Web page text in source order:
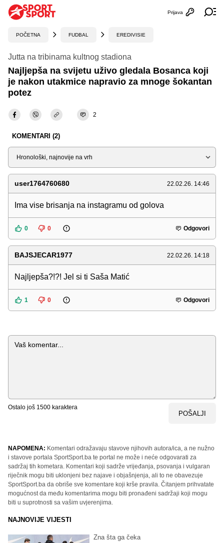
Otvori
Prijava
POČETNA FUDBAL EREDIVISIE
Jutta na tribinama kultnog stadiona
Najljepša na svijetu uživo gledala Bosanca koji
je nakon utakmice napravio za mnoge šokantan
potez
2
KOMENTARI (2)
Sortiraj
user1764760680 22.02.26. 14:46
Ima vise brisanja na instagramu od golova
0 0 Odgovori
BAJSJECAR1977 22.02.26. 14:18
Najljepša?!?! Jel si ti Saša Matić
1 0 Odgovori
Komentar
Ostalo još 1500 karaktera
POŠALJI
NAPOMENA: Komentari odražavaju stavove njihovih autora/ica, a ne nužno
i stavove portala SportSport.ba te portal ne može i neće odgovarati za
sadržaj tih kometara. Komentari koji sadrže vrijeđanja, psovanja i vulgaran
riječnik mogu biti uklonjeni bez najave i objašnjenja, ali to ne obavezuje
SportSport.ba da obriše sve komentare koji krše pravila. Čitanjem prihvatate
mogućnost da među komentarima mogu biti pronađeni sadržaji koji mogu
biti u suprotnosti sa vašim uvjerenjima.
NAJNOVIJE VIJESTI
Zna šta ga čeka